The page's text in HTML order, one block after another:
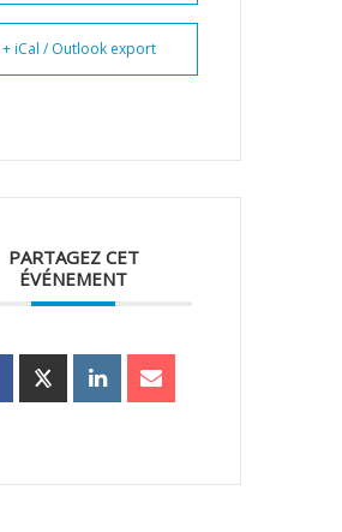
+ iCal / Outlook export
PARTAGEZ CET
ÉVÉNEMENT